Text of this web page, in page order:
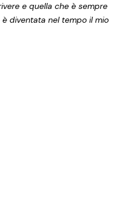
e quella che è sempre
diventata nel tempo il mio